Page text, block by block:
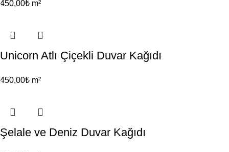
450,00₺ m²
Unicorn Atlı Çiçekli Duvar Kağıdı
450,00₺ m²
Şelale ve Deniz Duvar Kağıdı